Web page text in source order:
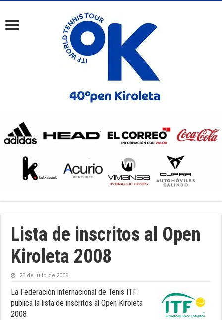
Lista de inscritos al Open
Kiroleta 2008
23 de julio de 2008
La Federación Internacional de Tenis ITF
publica la lista de inscritos al Open Kiroleta
2008